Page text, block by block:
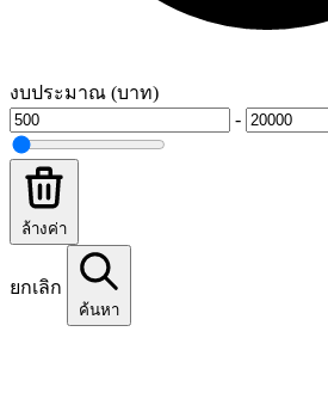
งบประมาณ (บาท)
-
ล้างค่า
ยกเลิก
ค้นหา